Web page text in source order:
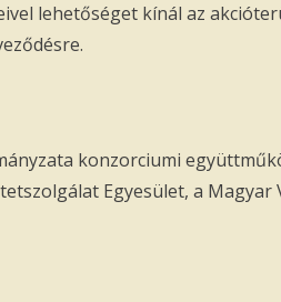
lehetőséget kínál az
konzorciumi
Egyesület, a